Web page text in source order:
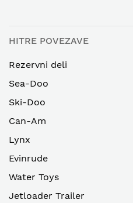
HITRE POVEZAVE
Rezervni deli
Sea-Doo
Ski-Doo
Can-Am
Lynx
Evinrude
Water Toys
Jetloader Trailer